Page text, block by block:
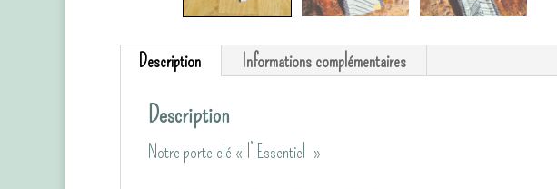
Description Informations complémentaires
Description
Notre porte clé « l’ Essentiel »